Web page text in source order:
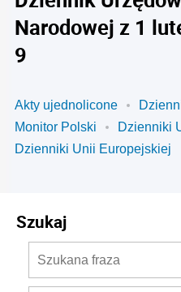
Narodowej z 1
9
Akty ujednolicone
Monitor Polski
Dzienniki
Dzienniki Unii Europejskiej
Szukaj